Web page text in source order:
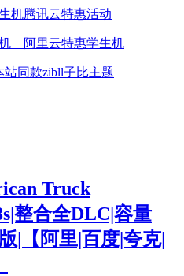
腾讯云特惠活动
阿里云特惠学生机
站同款zibll子比主题
Truck
整合全DLC|容量
|【阿里|百度|夸克|